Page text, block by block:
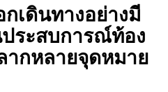
เดินทางอย่างมี
ระสบการณ์ท้อง
กหลายจุดหมาย